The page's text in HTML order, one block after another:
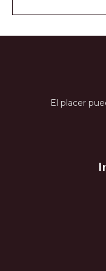
El placer